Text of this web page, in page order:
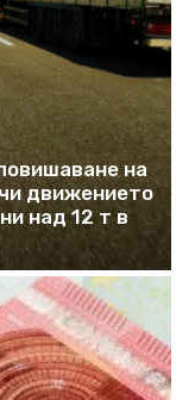
на
движението
над 12 т в